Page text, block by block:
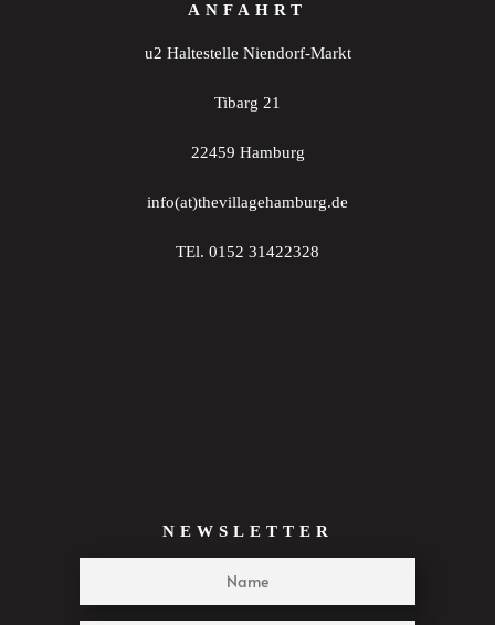
ANFAHRT
u2 Haltestelle Niendorf-Markt
Tibarg 21
22459 Hamburg
info(at)thevillagehamburg.de
TEl. 0152 31422328
NEWSLETTER